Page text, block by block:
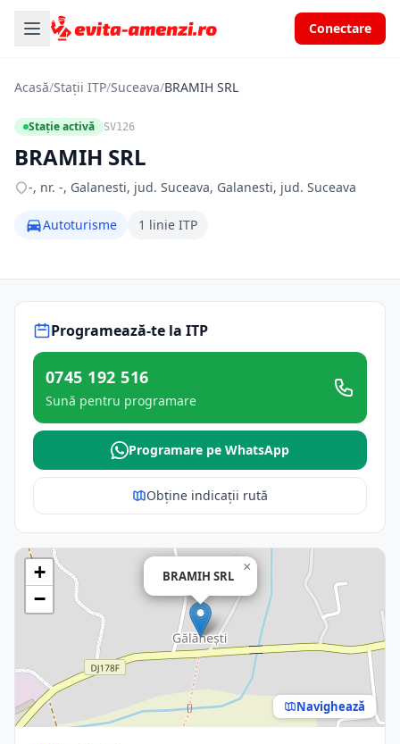
Conectare
Acasă/Stații ITP/Suceava/BRAMIH SRL
Stație activă SV126
BRAMIH SRL
-, nr. -, Galanesti, jud. Suceava, Galanesti, jud. Suceava
Autoturisme 1 linie ITP
Programează-te la ITP
0745 192 516
Sună pentru programare
Programare pe WhatsApp
Obține indicații rută
BRAMIH SRL
×
+
−
Navighează